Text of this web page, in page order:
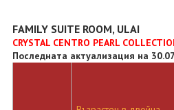
FAMILY SUITE ROOM, ULAI
CRYSTAL CENTRO PEARL
Последната актуализация на